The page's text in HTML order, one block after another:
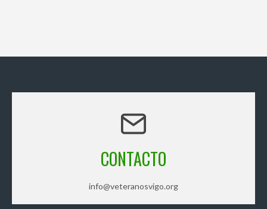
CONTACTO
info@veteranosvigo.org